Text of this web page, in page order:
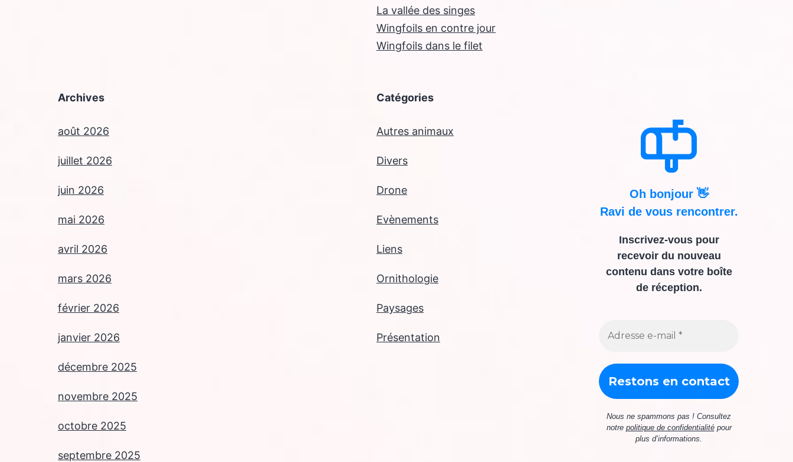
La vallée des singes
Wingfoils en contre jour
Wingfoils dans le filet
Archives
août 2026
juillet 2026
juin 2026
mai 2026
avril 2026
mars 2026
février 2026
janvier 2026
décembre 2025
novembre 2025
octobre 2025
septembre 2025
Catégories
Autres animaux
Divers
Drone
Evènements
Liens
Ornithologie
Paysages
Présentation
Oh bonjour 👋
Ravi de vous rencontrer.
Inscrivez-vous pour
recevoir du nouveau
contenu dans votre boîte
de réception.
Nous ne spammons pas ! Consultez
notre politique de confidentialitépour
plus d’informations.